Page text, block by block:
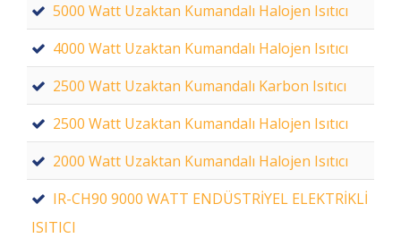
5000 Watt Uzaktan Kumandalı Halojen Isıtıcı
4000 Watt Uzaktan Kumandalı Halojen Isıtıcı
2500 Watt Uzaktan Kumandalı Karbon Isıtıcı
2500 Watt Uzaktan Kumandalı Halojen Isıtıcı
2000 Watt Uzaktan Kumandalı Halojen Isıtıcı
IR-CH90 9000 WATT ENDÜSTRİYEL ELEKTRİKLİ
ISITICI